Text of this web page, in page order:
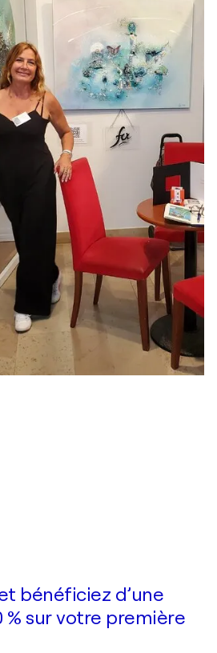
bénéficiez d’une
% sur votre première